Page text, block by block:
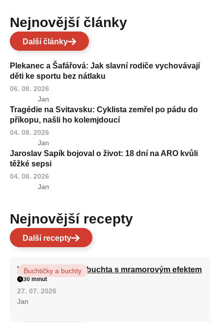
Nejnovější články
Další články
Plekanec a Šafářová: Jak slavní rodiče vychovávají
děti ke sportu bez nátlaku
06. 08. 2026
Jan
Tragédie na Svitavsku: Cyklista zemřel po pádu do
příkopu, našli ho kolemjdoucí
04. 08. 2026
Jan
Jaroslav Sapík bojoval o život: 18 dní na ARO kvůli
těžké sepsi
04. 08. 2026
Jan
Nejnovější recepty
Další recepty
Vláčná olejová litá buchta s mramorovým efektem
Buchtičky a buchty
30 minut
27. 07. 2026
Jan